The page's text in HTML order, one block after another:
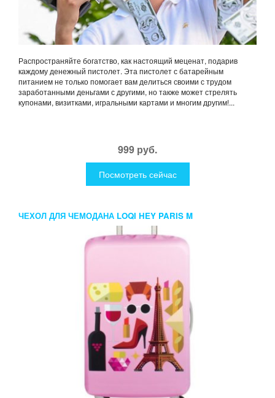
Распространяйте богатство, как настоящий меценат, подарив
каждому денежный пистолет. Эта пистолет с батарейным
питанием не только помогает вам делиться своими с трудом
заработанными деньгами с другими, но также может стрелять
купонами, визитками, игральными картами и многим другим!...
999 руб.
Посмотреть сейчас
ЧЕХОЛ ДЛЯ ЧЕМОДАНА LOQI HEY PARIS M